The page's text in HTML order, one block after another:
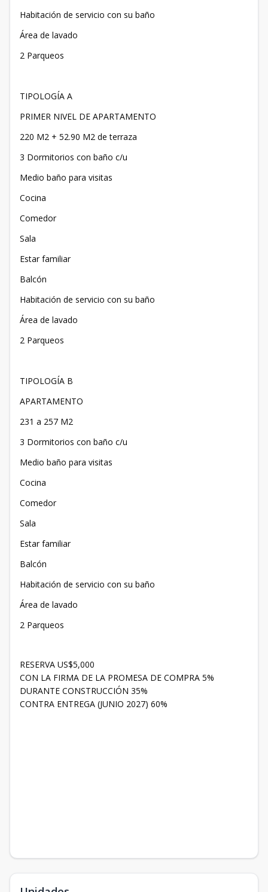
Habitación de servicio con su baño
Área de lavado
2 Parqueos
TIPOLOGÍA A
PRIMER NIVEL DE APARTAMENTO
220 M2 + 52.90 M2 de terraza
3 Dormitorios con baño c/u
Medio baño para visitas
Cocina
Comedor
Sala
Estar familiar
Balcón
Habitación de servicio con su baño
Área de lavado
2 Parqueos
TIPOLOGÍA B
APARTAMENTO
231 a 257 M2
3 Dormitorios con baño c/u
Medio baño para visitas
Cocina
Comedor
Sala
Estar familiar
Balcón
Habitación de servicio con su baño
Área de lavado
2 Parqueos
RESERVA US$5,000
CON LA FIRMA DE LA PROMESA DE COMPRA 5%
DURANTE CONSTRUCCIÓN 35%
CONTRA ENTREGA (JUNIO 2027) 60%